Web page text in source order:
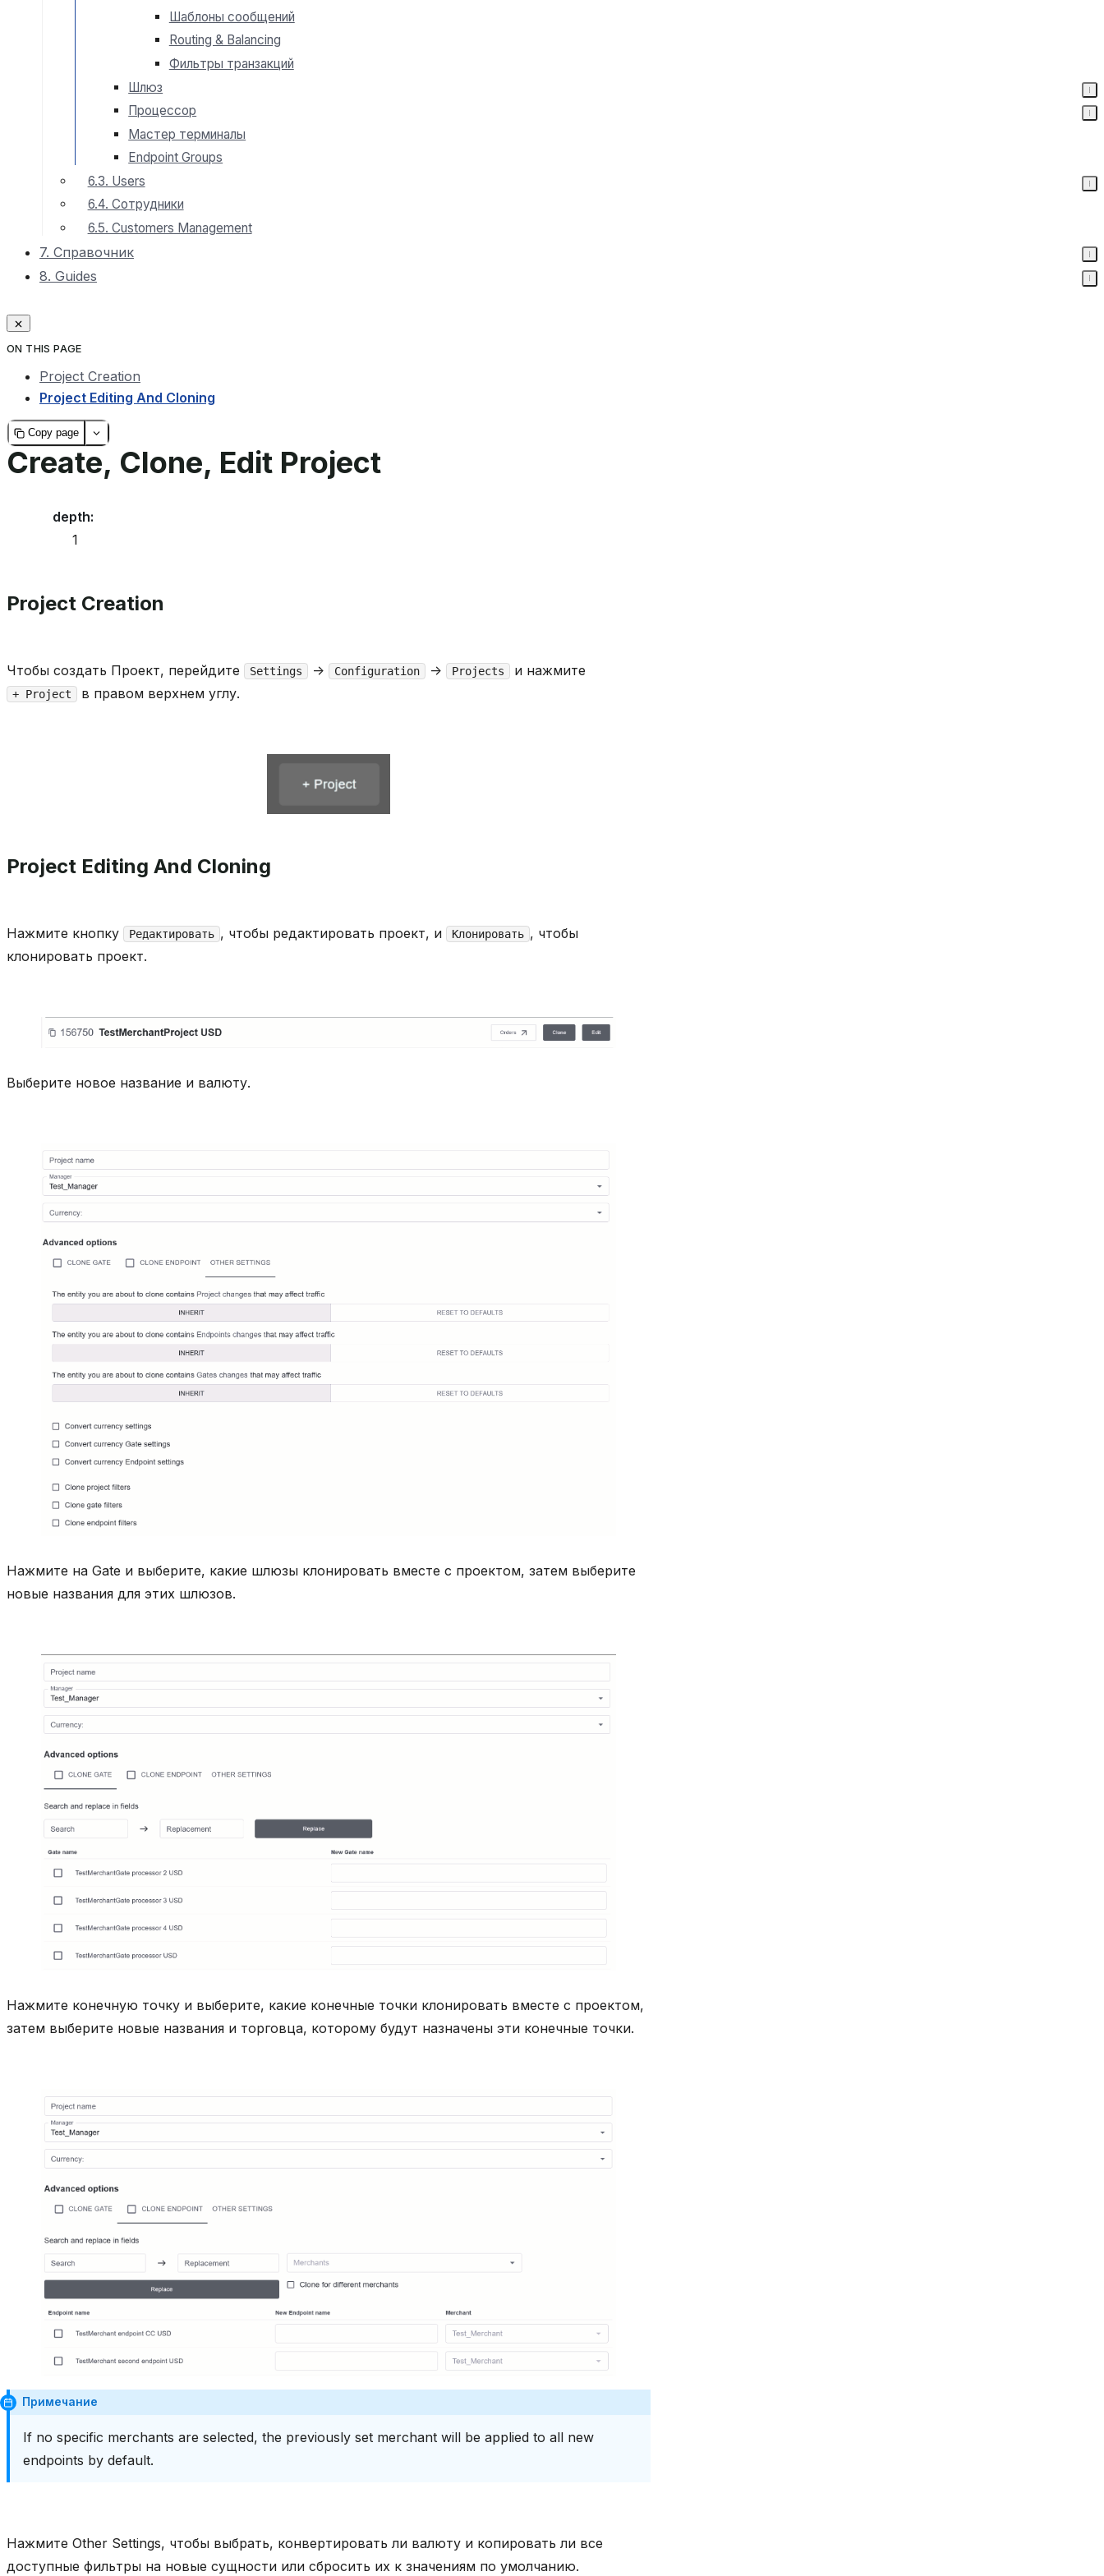
Шаблоны сообщений
Routing & Balancing
Фильтры транзакций
Шлюз
Процессор
Мастер терминалы
Endpoint Groups
6.3. Users
6.4. Сотрудники
6.5. Customers Management
7. Справочник
8. Guides
ON THIS PAGE
Project Creation
Project Editing And Cloning
Copy page
Create, Clone, Edit Project
depth:
1
Project Creation
Чтобы создать Проект, перейдите Settings -> Configuration -> Projects и нажмите
+ Project в правом верхнем углу.
Project Editing And Cloning
Нажмите кнопку Редактировать , чтобы редактировать проект, и Клонировать , чтобы
клонировать проект.
Выберите новое название и валюту.
Нажмите на Gate и выберите, какие шлюзы клонировать вместе с проектом, затем выберите
новые названия для этих шлюзов.
Нажмите конечную точку и выберите, какие конечные точки клонировать вместе с проектом,
затем выберите новые названия и торговца, которому будут назначены эти конечные точки.
Примечание
If no specific merchants are selected, the previously set merchant will be applied to all new
endpoints by default.
Нажмите Other Settings, чтобы выбрать, конвертировать ли валюту и копировать ли все
доступные фильтры на новые сущности или сбросить их к значениям по умолчанию.